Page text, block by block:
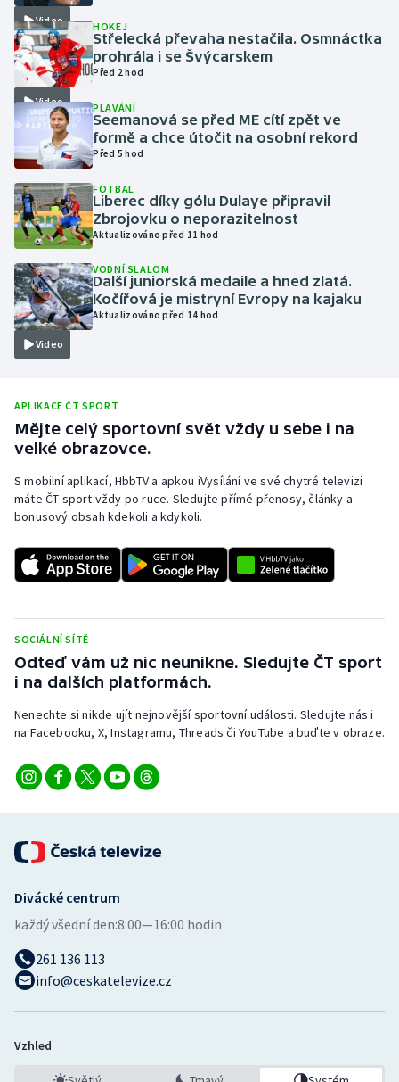
Jezdectví
Judo
Krasobruslení
Lezení
Lyže a snowboard
Moderní pětiboj
Motorsport
Olympijské hry
Parasport
Plážový volejbal
Ragby
Rychlobruslení
Rychlostní kanoistika
Sportovní střelba
Triatlon
Veslování
Volejbal
Video
Video
HOKEJ
Střelecká převaha nestačila. Osmnáctka
prohrála i se Švýcarskem
Před 2 hod
PLAVÁNÍ
Seemanová se před ME cítí zpět ve
formě a chce útočit na osobní rekord
Před 5 hod
FOTBAL
Liberec díky gólu Dulaye připravil
Zbrojovku o neporazitelnost
Aktualizováno před 11 hod
Video
VODNÍ SLALOM
Další juniorská medaile a hned zlatá.
Kočířová je mistryní Evropy na kajaku
Aktualizováno před 14 hod
APLIKACE ČT SPORT
Mějte celý sportovní svět vždy u sebe i na
velké obrazovce.
S mobilní aplikací, HbbTV a apkou iVysílání ve své chytré televizi
máte ČT sport vždy po ruce. Sledujte přímé přenosy, články a
bonusový obsah kdekoli a kdykoli.
SOCIÁLNÍ SÍTĚ
Odteď vám už nic neunikne. Sledujte ČT sport
i na dalších platformách.
Nenechte si nikde ujít nejnovější sportovní události. Sledujte nás i
na Facebooku, X, Instagramu, Threads či YouTube a buďte v obraze.
Divácké centrum
každý všední den:8:00—16:00 hodin
261 136 113
info@ceskatelevize.cz
Vzhled